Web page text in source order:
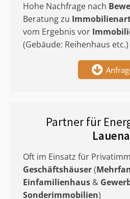
Hohe Nachfrage nach
Beratung zu
vom Ergebnis vor
(Gebäude: Reihenhaus etc.)
Partner für
Oft im Einsatz für
Geschäftshäuser(
Einfamilienhaus &
Sonderimmobilien)